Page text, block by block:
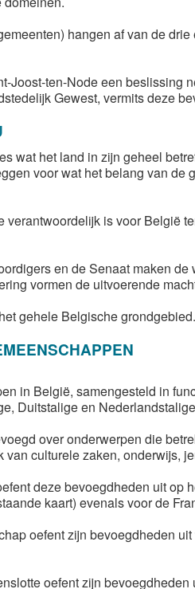
hangen af van de
Joost-ten-Node een beslissing
Gewest, vermits deze
wat het land in zijn geheel
voor wat het belang van
verantwoordelijk is voor België
en de Senaat maken
vormen de uitvoerende
gehele Belgische grondgebied.
in België, samengesteld in
Duitstalige en
over onderwerpen die
culturele zaken, onderwijs,
deze bevoegdheden uit op
kaart) evenals voor de
oefent zijn bevoegdheden
oefent zijn